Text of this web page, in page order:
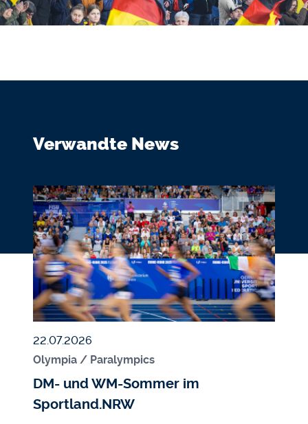
Verwandte News
Bildmedium
Bild
Veröffentlicht am
22.07.2026
Olympia / Paralympics
DM- und WM-Sommer im
Sportland.NRW